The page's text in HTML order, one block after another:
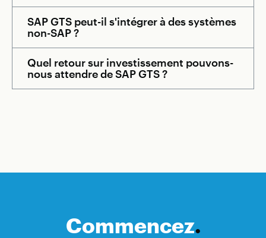
SAP GTS peut-il s'intégrer à des systèmes
non-SAP ?
Quel retour sur investissement pouvons-
nous attendre de SAP GTS ?
Commencez.